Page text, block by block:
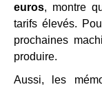
euros, montre
tarifs élevés.
prochaines
produire.
Aussi, les